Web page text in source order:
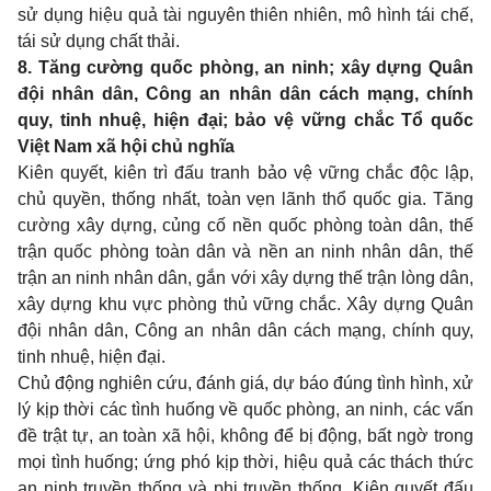
sử dụng hiệu quả tài nguyên thiên nhiên, mô hình tái chế,
tái sử dụng chất thải.
8. Tăng cường quốc phòng, an ninh; xây dựng Quân
đội nhân dân, Công an nhân dân cách mạng, chính
quy, tinh nhuệ, hiện đại; bảo vệ vững chắc Tổ quốc
Việt Nam xã hội chủ nghĩa
Kiên quyết, kiên trì đấu tranh bảo vệ vững chắc độc lập,
chủ quyền, thống nhất, toàn vẹn lãnh thổ quốc gia. Tăng
cường xây dựng, củng cố nền quốc phòng toàn dân, thế
trận quốc phòng toàn dân và nền an ninh nhân dân, thế
trận an ninh nhân dân, gắn với xây dựng thế trận lòng dân,
xây dựng khu vực phòng thủ vững chắc. Xây dựng Quân
đội nhân dân, Công an nhân dân cách mạng, chính quy,
tinh nhuệ, hiện đại.
Chủ động nghiên cứu, đánh giá, dự báo đúng tình hình, xử
lý kịp thời các tình huống về quốc phòng, an ninh, các vấn
đề trật tự, an toàn xã hội, không để bị động, bất ngờ trong
mọi tình huống; ứng phó kịp thời, hiệu quả các thách thức